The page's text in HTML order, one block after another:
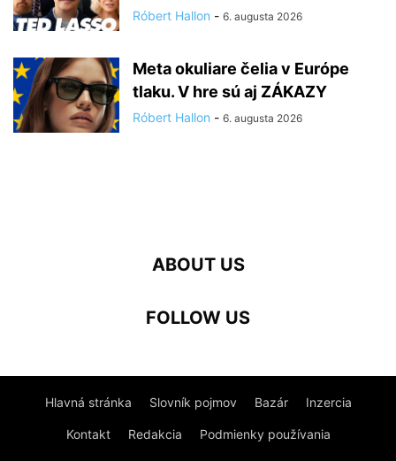
Róbert Hallon - 6. augusta 2026
Meta okuliare čelia v Európe
tlaku. V hre sú aj ZÁKAZY
Róbert Hallon - 6. augusta 2026
ABOUT US
FOLLOW US
Hlavná stránka Slovník pojmov Bazár Inzercia
Kontakt Redakcia Podmienky používania